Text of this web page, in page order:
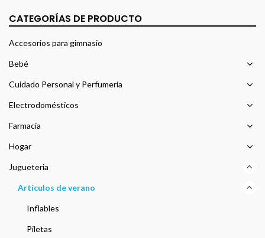
CATEGORÍAS DE PRODUCTO
Accesorios para gimnasio
Bebé
Cuidado Personal y Perfumería
Electrodomésticos
Farmacia
Hogar
Jugueteria
Artículos de verano
Inflables
Piletas